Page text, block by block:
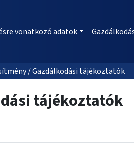
vonatkozó adatok
/ Gazdálkodási tájékoztatók
tájékoztatók